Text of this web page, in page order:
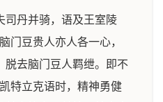
司丹并骑，语及王室陵
门豆贵人亦人各一心，
脱去脑门豆人羁绁。即不
特立克语时，精神勇健